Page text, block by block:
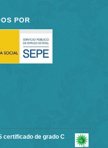
POR
certificado de grado C